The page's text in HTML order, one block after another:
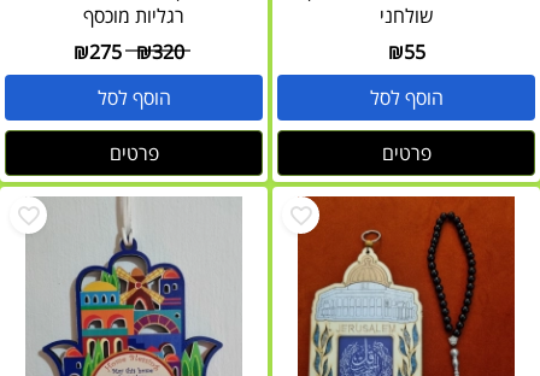
שולחני
₪55
הוסף לסל
פרטים
רגליות מוכסף
₪320
₪275
הוסף לסל
פרטים